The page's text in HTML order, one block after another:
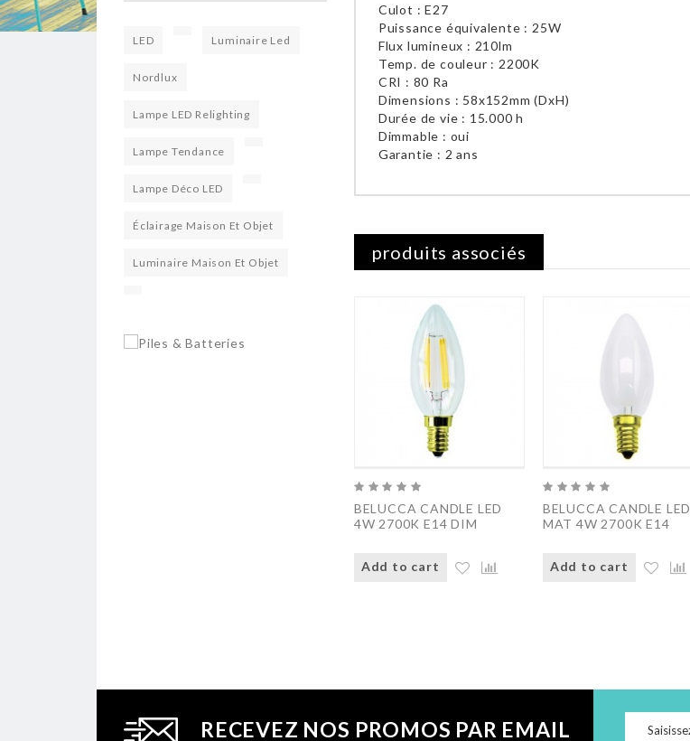
LED Luminaire Led
Nordlux
Lampe LED Relighting
Lampe Tendance
Lampe Déco LED
Éclairage Maison Et Objet
Luminaire Maison Et Objet
Culot : E27
Puissance équivalente : 25W
Flux lumineux : 210lm
Temp. de couleur : 2200K
CRI : 80 Ra
Dimensions : 58x152mm (DxH)
Durée de vie : 15.000 h
Dimmable : oui
Garantie : 2 ans
produits associés
BELUCCA CANDLE LED
4W 2700K E14 DIM
Add to cart
BELUCCA CANDLE LED
MAT 4W 2700K E14
Add to cart
RECEVEZ NOS PROMOS PAR EMAIL